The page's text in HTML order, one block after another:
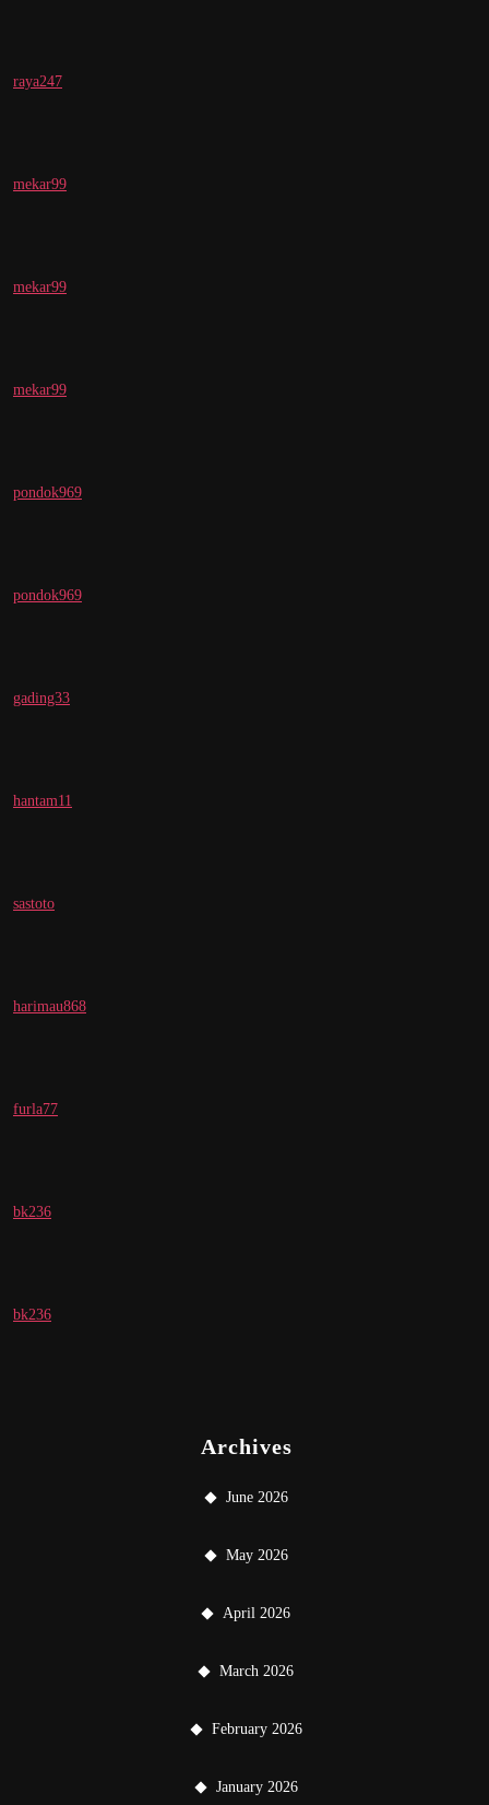
raya247
mekar99
mekar99
mekar99
pondok969
pondok969
gading33
hantam11
sastoto
harimau868
furla77
bk236
bk236
Archives
June 2026
May 2026
April 2026
March 2026
February 2026
January 2026